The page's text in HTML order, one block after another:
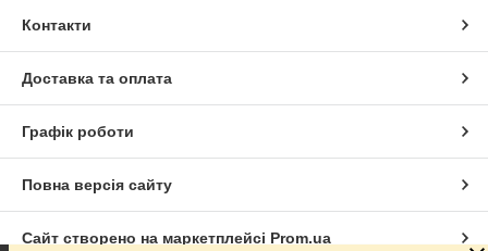
Контакти
Доставка та оплата
Графік роботи
Повна версія сайту
Сайт створено на маркетплейсі Prom.ua